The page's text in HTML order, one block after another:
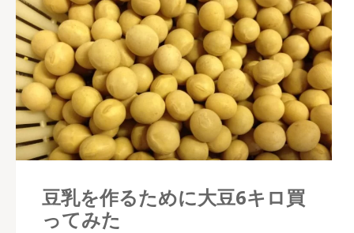
豆乳を作るために大豆6キロ買
ってみた